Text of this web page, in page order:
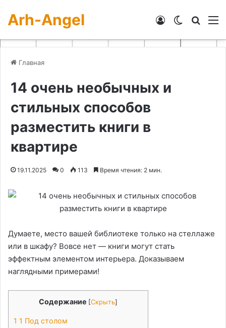
Arh-Angel Switch skin
Войти
Главная
14 очень необычных и
стильных способов
разместить книги в
квартире
19.11.2025 0 113 Время чтения: 2 мин.
Думаете, место вашей библиотеке только на стеллаже
или в шкафу? Вовсе нет — книги могут стать
эффектным элементом интерьера. Доказываем
наглядными примерами!
Содержание [Скрыть]
1 1 Под столом